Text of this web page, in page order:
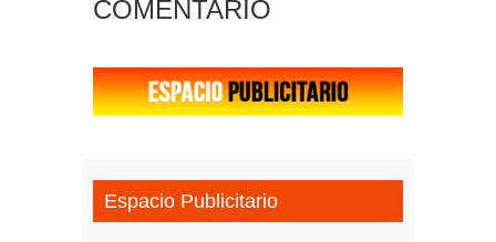
COMENTARIO
Espacio Publicitario